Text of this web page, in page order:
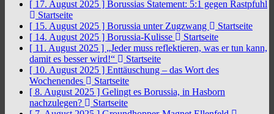
[ 17. August 2025 ] Borussias Statement: 5:1 gegen Rastpfuhl
Startseite
[ 15. August 2025 ] Borussia unter Zugzwang
Startseite
[ 14. August 2025 ] Borussia-Kulisse
Startseite
[ 11. August 2025 ] „Jeder muss reflektieren, was er tun kann,
damit es besser wird!“
Startseite
[ 10. August 2025 ] Enttäuschung – das Wort des
Wochenendes
Startseite
[ 8. August 2025 ] Gelingt es Borussia, in Hasborn
nachzulegen?
Startseite